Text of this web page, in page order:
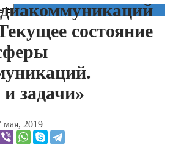
состояние
задачи»
мая, 2019